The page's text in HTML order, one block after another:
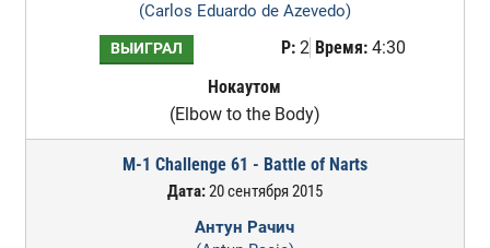
(Carlos Eduardo de Azevedo)
ВЫИГРАЛ Р:2 Время:4:30
Нокаутом
(Elbow to the Body)
M-1 Challenge 61 - Battle of Narts
Дата:20 сентября 2015
Антун Рачич